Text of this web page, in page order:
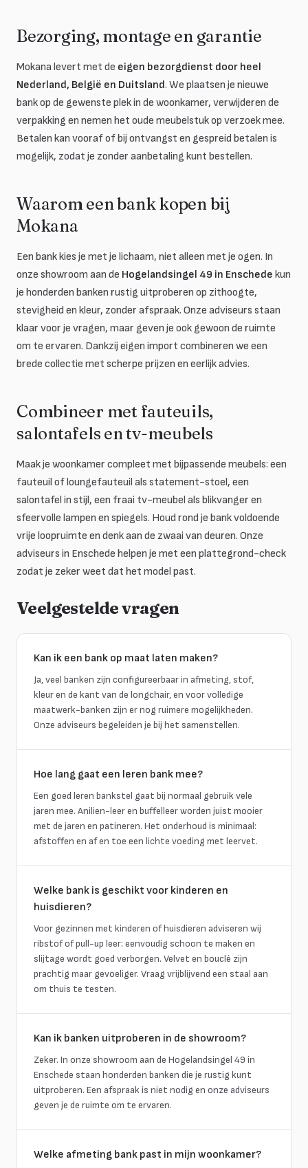
Bezorging, montage en garantie
Mokana levert met de eigen bezorgdienst door heel
Nederland, België en Duitsland. We plaatsen je nieuwe
bank op de gewenste plek in de woonkamer, verwijderen de
verpakking en nemen het oude meubelstuk op verzoek mee.
Betalen kan vooraf of bij ontvangst en gespreid betalen is
mogelijk, zodat je zonder aanbetaling kunt bestellen.
Waarom een bank kopen bij
Mokana
Een bank kies je met je lichaam, niet alleen met je ogen. In
onze showroom aan de Hogelandsingel 49 in Enschede kun
je honderden banken rustig uitproberen op zithoogte,
stevigheid en kleur, zonder afspraak. Onze adviseurs staan
klaar voor je vragen, maar geven je ook gewoon de ruimte
om te ervaren. Dankzij eigen import combineren we een
brede collectie met scherpe prijzen en eerlijk advies.
Combineer met fauteuils,
salontafels en tv-meubels
Maak je woonkamer compleet met bijpassende meubels: een
fauteuil of loungefauteuil als statement-stoel, een
salontafel in stijl, een fraai tv-meubel als blikvanger en
sfeervolle lampen en spiegels. Houd rond je bank voldoende
vrije loopruimte en denk aan de zwaai van deuren. Onze
adviseurs in Enschede helpen je met een plattegrond-check
zodat je zeker weet dat het model past.
Veelgestelde vragen
Kan ik een bank op maat laten maken?
Ja, veel banken zijn configureerbaar in afmeting, stof,
kleur en de kant van de longchair, en voor volledige
maatwerk-banken zijn er nog ruimere mogelijkheden.
Onze adviseurs begeleiden je bij het samenstellen.
Hoe lang gaat een leren bank mee?
Een goed leren bankstel gaat bij normaal gebruik vele
jaren mee. Anilien-leer en buffelleer worden juist mooier
met de jaren en patineren. Het onderhoud is minimaal:
afstoffen en af en toe een lichte voeding met leervet.
Welke bank is geschikt voor kinderen en
huisdieren?
Voor gezinnen met kinderen of huisdieren adviseren wij
ribstof of pull-up leer: eenvoudig schoon te maken en
slijtage wordt goed verborgen. Velvet en bouclé zijn
prachtig maar gevoeliger. Vraag vrijblijvend een staal aan
om thuis te testen.
Kan ik banken uitproberen in de showroom?
Zeker. In onze showroom aan de Hogelandsingel 49 in
Enschede staan honderden banken die je rustig kunt
uitproberen. Een afspraak is niet nodig en onze adviseurs
geven je de ruimte om te ervaren.
Welke afmeting bank past in mijn woonkamer?